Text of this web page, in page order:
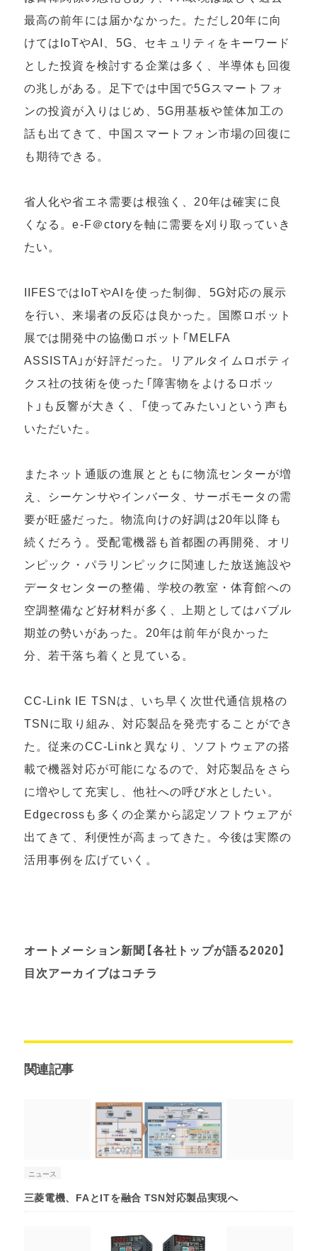
最高の前年には届かなかった。ただし20年に向
けてはIoTやAI、5G、セキュリティをキーワード
とした投資を検討する企業は多く、半導体も回復
の兆しがある。足下では中国で5Gスマートフォ
ンの投資が入りはじめ、5G用基板や筐体加工の
話も出てきて、中国スマートフォン市場の回復に
も期待できる。
省人化や省エネ需要は根強く、20年は確実に良
くなる。e-F＠ctoryを軸に需要を刈り取っていき
たい。
IIFESではIoTやAIを使った制御、5G対応の展示
を行い、来場者の反応は良かった。国際ロボット
展では開発中の協働ロボット「MELFA
ASSISTA」が好評だった。リアルタイムロボティ
クス社の技術を使った「障害物をよけるロボッ
ト」も反響が大きく、「使ってみたい」という声も
いただいた。
またネット通販の進展とともに物流センターが増
え、シーケンサやインバータ、サーボモータの需
要が旺盛だった。物流向けの好調は20年以降も
続くだろう。受配電機器も首都圏の再開発、オリ
ンピック・パラリンピックに関連した放送施設や
データセンターの整備、学校の教室・体育館への
空調整備など好材料が多く、上期としてはバブル
期並の勢いがあった。20年は前年が良かった
分、若干落ち着くと見ている。
CC-Link IE TSNは、いち早く次世代通信規格の
TSNに取り組み、対応製品を発売することができ
た。従来のCC-Linkと異なり、ソフトウェアの搭
載で機器対応が可能になるので、対応製品をさら
に増やして充実し、他社への呼び水としたい。
Edgecrossも多くの企業から認定ソフトウェアが
出てきて、利便性が高まってきた。今後は実際の
活用事例を広げていく。
オートメーション新聞【各社トップが語る2020】
目次アーカイブはコチラ
関連記事
ニュース
三菱電機、FAとITを融合 TSN対応製品実現へ